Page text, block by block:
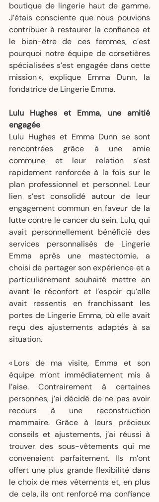
boutique de lingerie haut de gamme.
J’étais consciente que nous pouvions
contribuer à restaurer la confiance et
le bien-être de ces femmes, c’est
pourquoi notre équipe de corsetières
spécialisées s’est engagée dans cette
mission », explique Emma Dunn, la
fondatrice de Lingerie Emma.
Lulu Hughes et Emma, une amitié
engagée
Lulu Hughes et Emma Dunn se sont
rencontrées grâce à une amie
commune et leur relation s’est
rapidement renforcée à la fois sur le
plan professionnel et personnel. Leur
lien s’est consolidé autour de leur
engagement commun en faveur de la
lutte contre le cancer du sein. Lulu, qui
avait personnellement bénéficié des
services personnalisés de Lingerie
Emma après une mastectomie, a
choisi de partager son expérience et a
particulièrement souhaité mettre en
avant le réconfort et l’espoir qu’elle
avait ressentis en franchissant les
portes de Lingerie Emma, où elle avait
reçu des ajustements adaptés à sa
situation.
« Lors de ma visite, Emma et son
équipe m’ont immédiatement mis à
l’aise. Contrairement à certaines
personnes, j’ai décidé de ne pas avoir
recours à une reconstruction
mammaire. Grâce à leurs précieux
conseils et ajustements, j’ai réussi à
trouver des sous-vêtements qui me
convenaient parfaitement. Ils m’ont
offert une plus grande flexibilité dans
le choix de mes vêtements et, en plus
de cela, ils ont renforcé ma confiance